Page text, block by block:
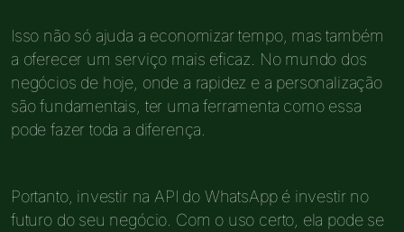
Isso não só ajuda a economizar tempo, mas também
a oferecer um serviço mais eficaz. No mundo dos
negócios de hoje, onde a rapidez e a personalização
são fundamentais, ter uma ferramenta como essa
pode fazer toda a diferença.
Portanto, investir na API do WhatsApp é investir no
futuro do seu negócio. Com o uso certo, ela pode se